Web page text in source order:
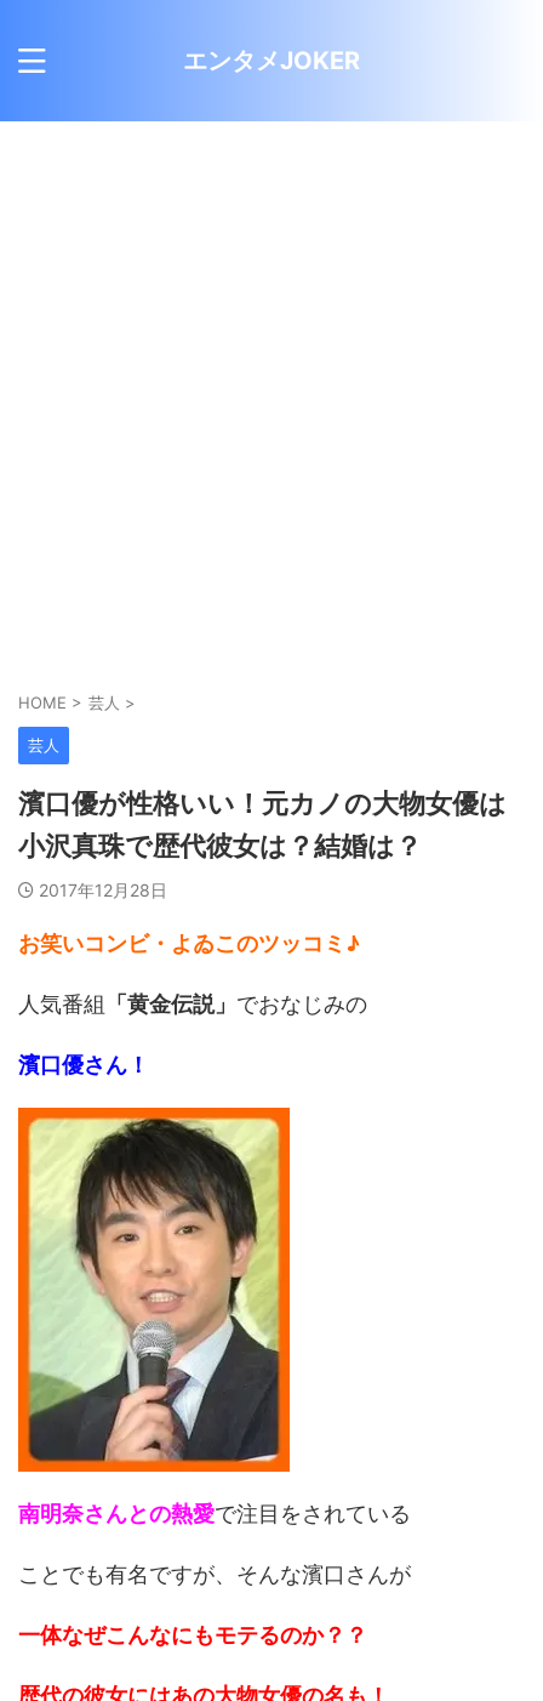
エンタメJOKER
HOME > 芸人 >
芸人
濱口優が性格いい！元カノの大物女優は
小沢真珠で歴代彼女は？結婚は？
2017年12月28日
お笑いコンビ・よゐこのツッコミ♪
人気番組 「黄金伝説」 でおなじみの
濱口優さん！
南明奈さんとの熱愛で注目をされている
ことでも有名ですが、そんな濱口さんが
一体なぜこんなにもモテるのか？？
歴代の彼女にはあの大物女優の名も！